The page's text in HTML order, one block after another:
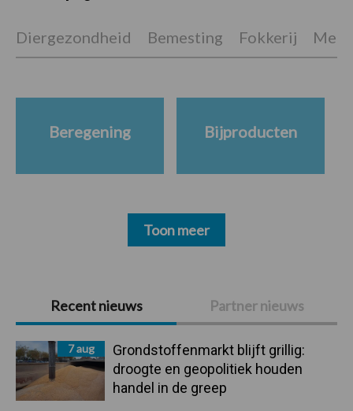
Primaire
Sidebar
Recent nieuws Partner nieuws
7 aug
Grondstoffenmarkt blijft grillig:
droogte en geopolitiek houden
handel in de greep
Diergezondheid Bemesting Fokkerij
Beregening Bijproducten
Toon meer